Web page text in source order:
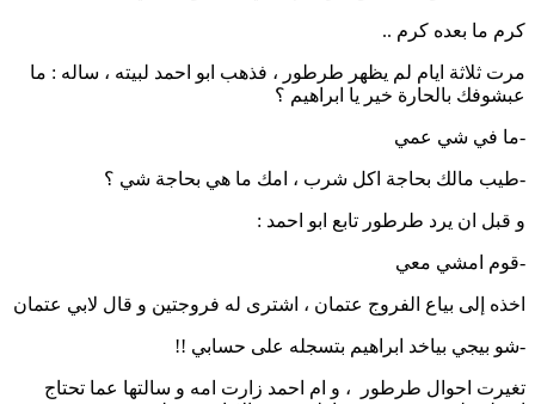
كرم ما بعده كرم ..
مرت ثلاثة ايام لم يظهر طرطور ، فذهب ابو احمد لبيته ، ساله : ما
عبشوفك بالحارة خير يا ابراهيم ؟
-ما في شي عمي
-طيب مالك بحاجة اكل شرب ، امك ما هي بحاجة شي ؟
و قبل ان يرد طرطور تابع ابو احمد :
-قوم امشي معي
اخذه إلى بياع الفروج عتمان ، اشترى له فروجتين و قال لابي عتمان
-شو بيجي بياخد ابراهيم بتسجله على حسابي !!
تغيرت احوال طرطور ، و ام احمد زارت امه و سالتها عما تحتاج